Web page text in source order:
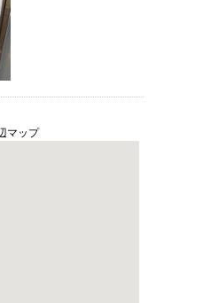
マップ